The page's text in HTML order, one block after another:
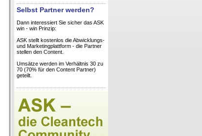
Selbst Partner werden?
Dann interessiert Sie sicher das ASK
win - win Prinzip:
ASK stellt kostenlos die Abwicklungs-
und Marketingplattform - die Partner
stellen den Content.
Umsätze werden im Verhältnis 30 zu
70 (70% für den Content Partner)
geteilt.